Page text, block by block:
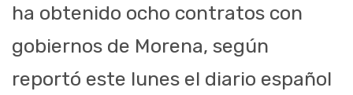
ha obtenido ocho contratos con
gobiernos de Morena, según
reportó este lunes el diario español